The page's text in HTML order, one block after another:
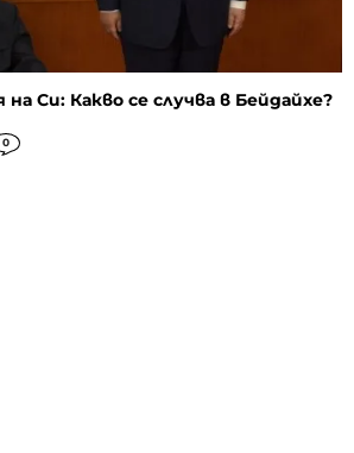
Си: Какво се случва в Бейдайхе?
0